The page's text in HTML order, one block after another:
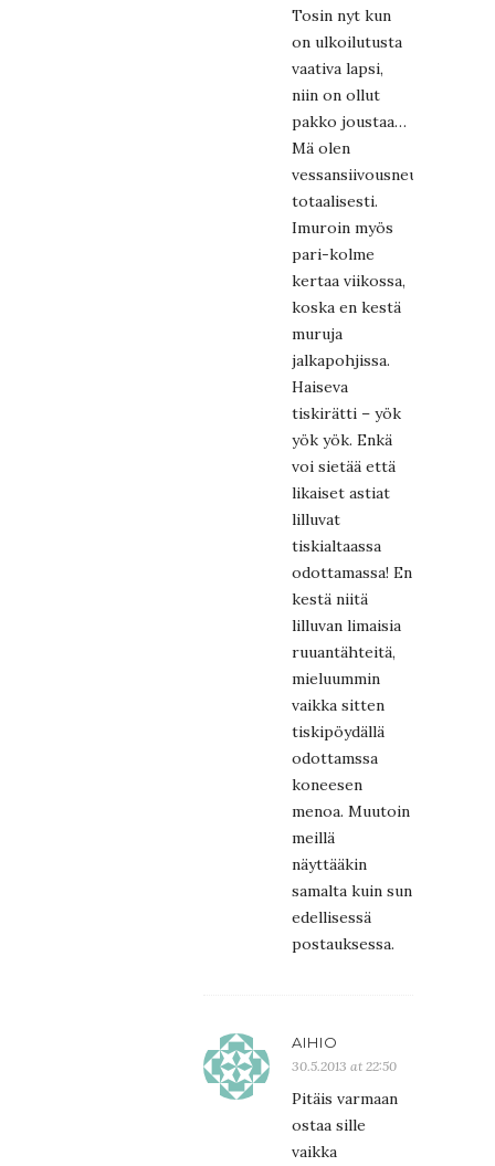
Tosin nyt kun
on ulkoilutusta
vaativa lapsi,
niin on ollut
pakko joustaa…
Mä olen
vessansiivousneurootikko,
totaalisesti.
Imuroin myös
pari-kolme
kertaa viikossa,
koska en kestä
muruja
jalkapohjissa.
Haiseva
tiskirätti – yök
yök yök. Enkä
voi sietää että
likaiset astiat
lilluvat
tiskialtaassa
odottamassa! En
kestä niitä
lilluvan limaisia
ruuantähteitä,
mieluummin
vaikka sitten
tiskipöydällä
odottamssa
koneesen
menoa. Muutoin
meillä
näyttääkin
samalta kuin sun
edellisessä
postauksessa.
AIHIO
30.5.2013 at 22:50
Pitäis varmaan
ostaa sille
vaikka